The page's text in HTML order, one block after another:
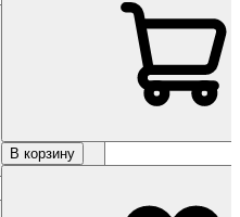
В корзину